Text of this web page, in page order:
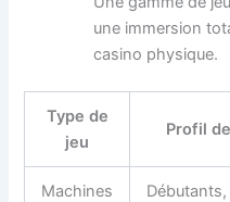
une immersion
casino physique.
Type de
jeu
Profil
Machines
Débutants,